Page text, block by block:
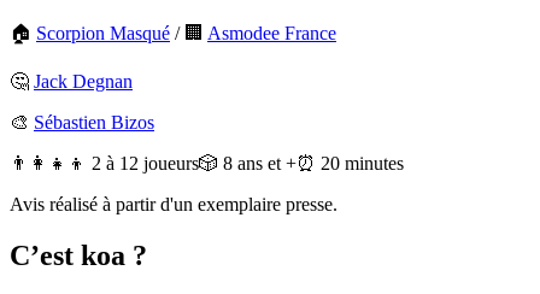
🏠 Scorpion Masqué / 🏢 Asmodee France
🤔 Jack Degnan
🎨 Sébastien Bizos
👨‍👩‍👧‍👦 2 à 12 joueurs🎲 8 ans et +⏰ 20 minutes
Avis réalisé à partir d'un exemplaire presse.
C’est koa ?